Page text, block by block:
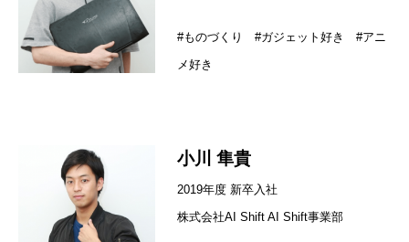
#ものづくり #ガジェット好き #アニ
メ好き
小川 隼貴
2019年度 新卒入社
株式会社AI Shift AI Shift事業部